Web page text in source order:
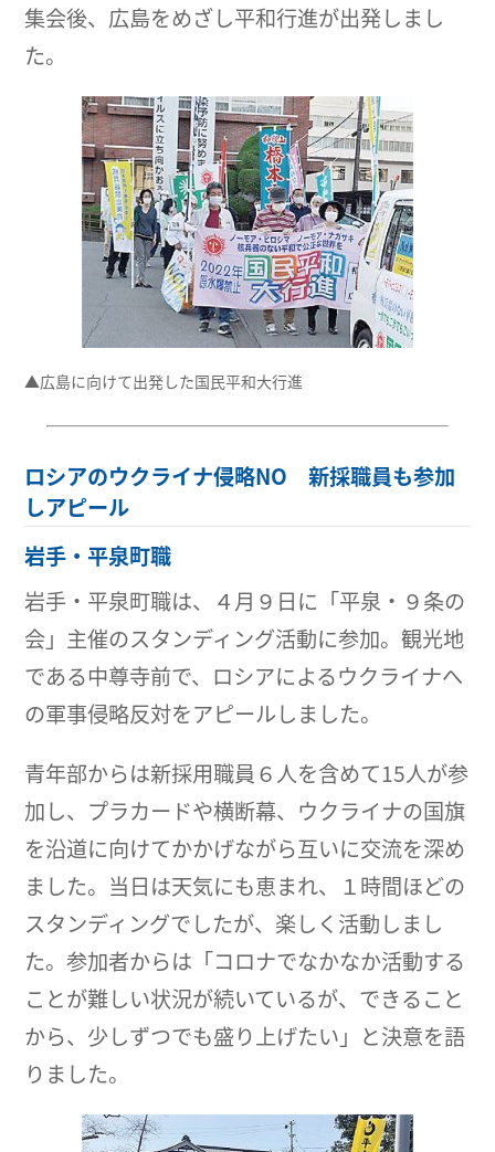
集会後、広島をめざし平和行進が出発しまし
た。
▲広島に向けて出発した国民平和大行進
ロシアのウクライナ侵略NO 新採職員も参加
しアピール
岩手・平泉町職
岩手・平泉町職は、４月９日に「平泉・９条の
会」主催のスタンディング活動に参加。観光地
である中尊寺前で、ロシアによるウクライナへ
の軍事侵略反対をアピールしました。
青年部からは新採用職員６人を含めて15人が参
加し、プラカードや横断幕、ウクライナの国旗
を沿道に向けてかかげながら互いに交流を深め
ました。当日は天気にも恵まれ、１時間ほどの
スタンディングでしたが、楽しく活動しまし
た。参加者からは「コロナでなかなか活動する
ことが難しい状況が続いているが、できること
から、少しずつでも盛り上げたい」と決意を語
りました。